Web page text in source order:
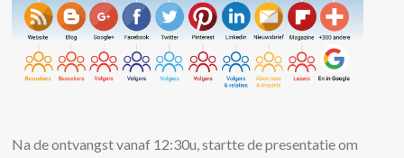
Na de ontvangst vanaf 12:30u, startte de presentatie om